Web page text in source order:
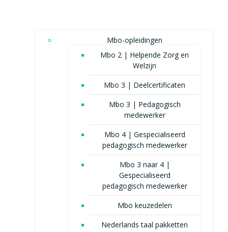
Mbo-opleidingen
Mbo 2 | Helpende Zorg en
Welzijn
Mbo 3 | Deelcertificaten
Mbo 3 | Pedagogisch
medewerker
Mbo 4 | Gespecialiseerd
pedagogisch medewerker
Mbo 3 naar 4 |
Gespecialiseerd
pedagogisch medewerker
Mbo keuzedelen
Nederlands taal pakketten